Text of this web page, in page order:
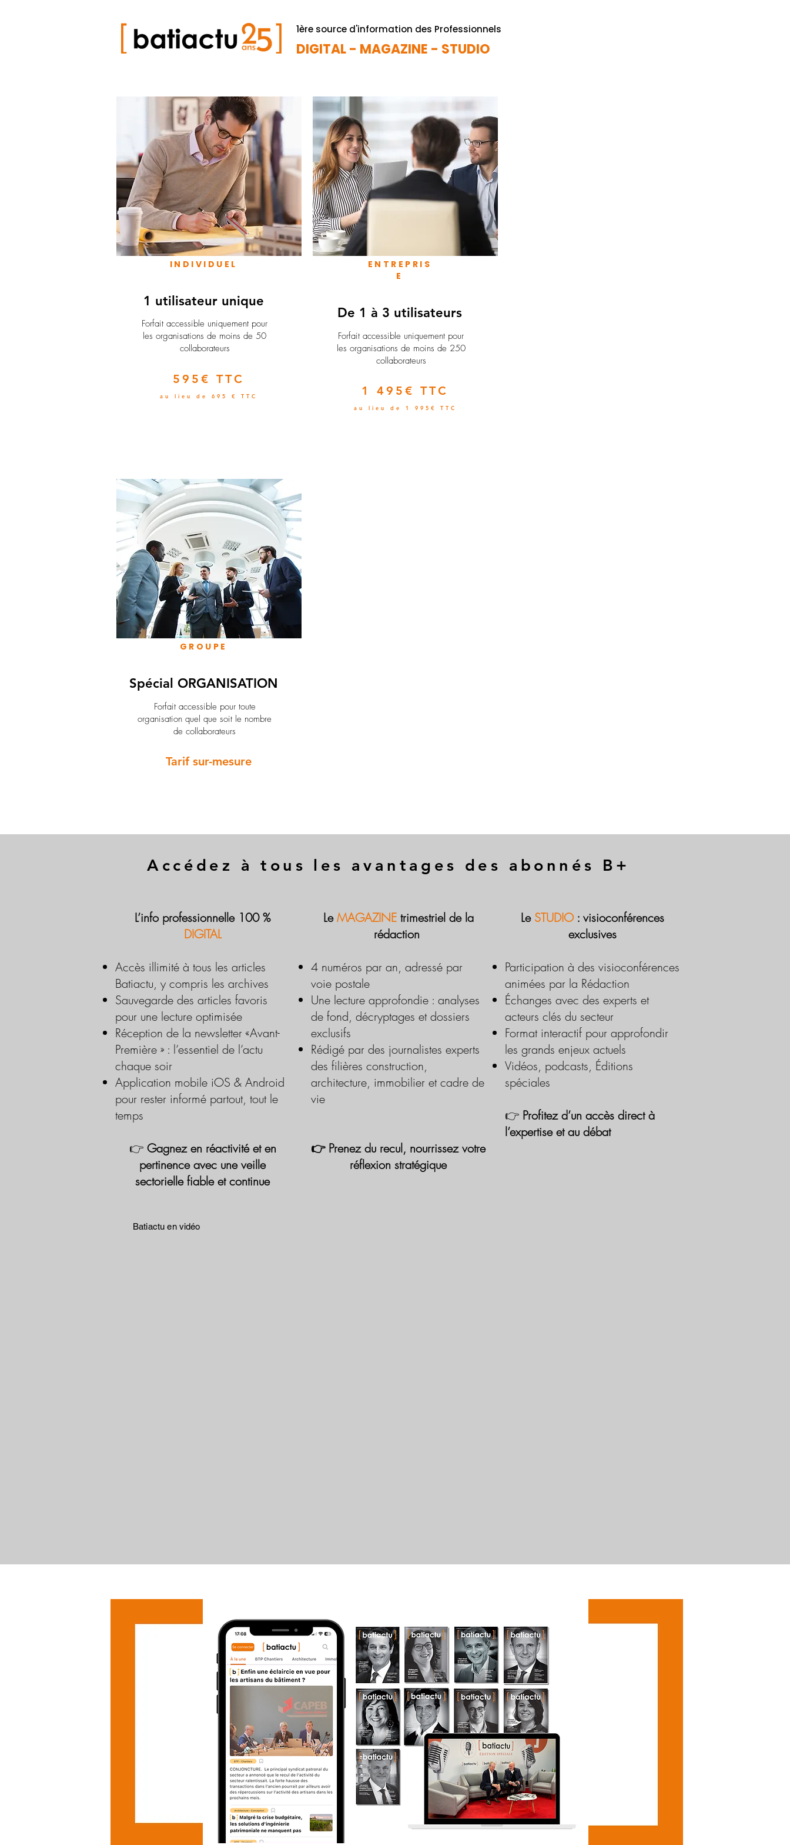
1ère source d'information des Professionnels
DIGITAL - MAGAZINE - STUDIO
INDIVIDUEL
1 utilisateur unique
​Forfait accessible uniquement pour
les organisations de moins de 50
collaborateurs
595€ TTC
au lieu de 695 € TTC
ENTREPRIS
E
De 1 à 3 utilisateurs
Forfait accessible uniquement pour
les organisations de moins de 250
collaborateurs
1 495€ TTC
au lieu de 1 995€ TTC
GROUPE
Spécial ORGANISATION
Forfait accessible pour toute
organisation quel que soit le nombre
de collaborateurs
Tarif sur-mesure
Accédez à tous les avantages des abonnés B+
L’info professionnelle 100 %
DIGITAL
Accès illimité à tous les articles
Batiactu, y compris les archives
Sauvegarde des articles favoris
pour une lecture optimisée
Réception de la newsletter «Avant-
Première » : l’essentiel de l’actu
chaque soir
Application mobile iOS & Android
pour rester informé partout, tout le
temps
👉 Gagnez en réactivité et en
pertinence avec une veille
sectorielle fiable et continue
LeMAGAZINE trimestriel de la
rédaction
4 numéros par an, adressé par
voie postale
Une lecture approfondie : analyses
de fond, décryptages et dossiers
exclusifs
Rédigé par des journalistes experts
des filières construction,
architecture, immobilier et cadre de
vie
👉 Prenez du recul, nourrissez votre
réflexion stratégique
Le STUDIO : visioconférences
exclusives
Participation à des visioconférences
animées par la Rédaction
Échanges avec des experts et
acteurs clés du secteur
Format interactif pour approfondir
les grands enjeux actuels
Vidéos, podcasts, Éditions
spéciales
👉 Profitez d’un accès direct à
l’expertise et au débat
Batiactu en vidéo